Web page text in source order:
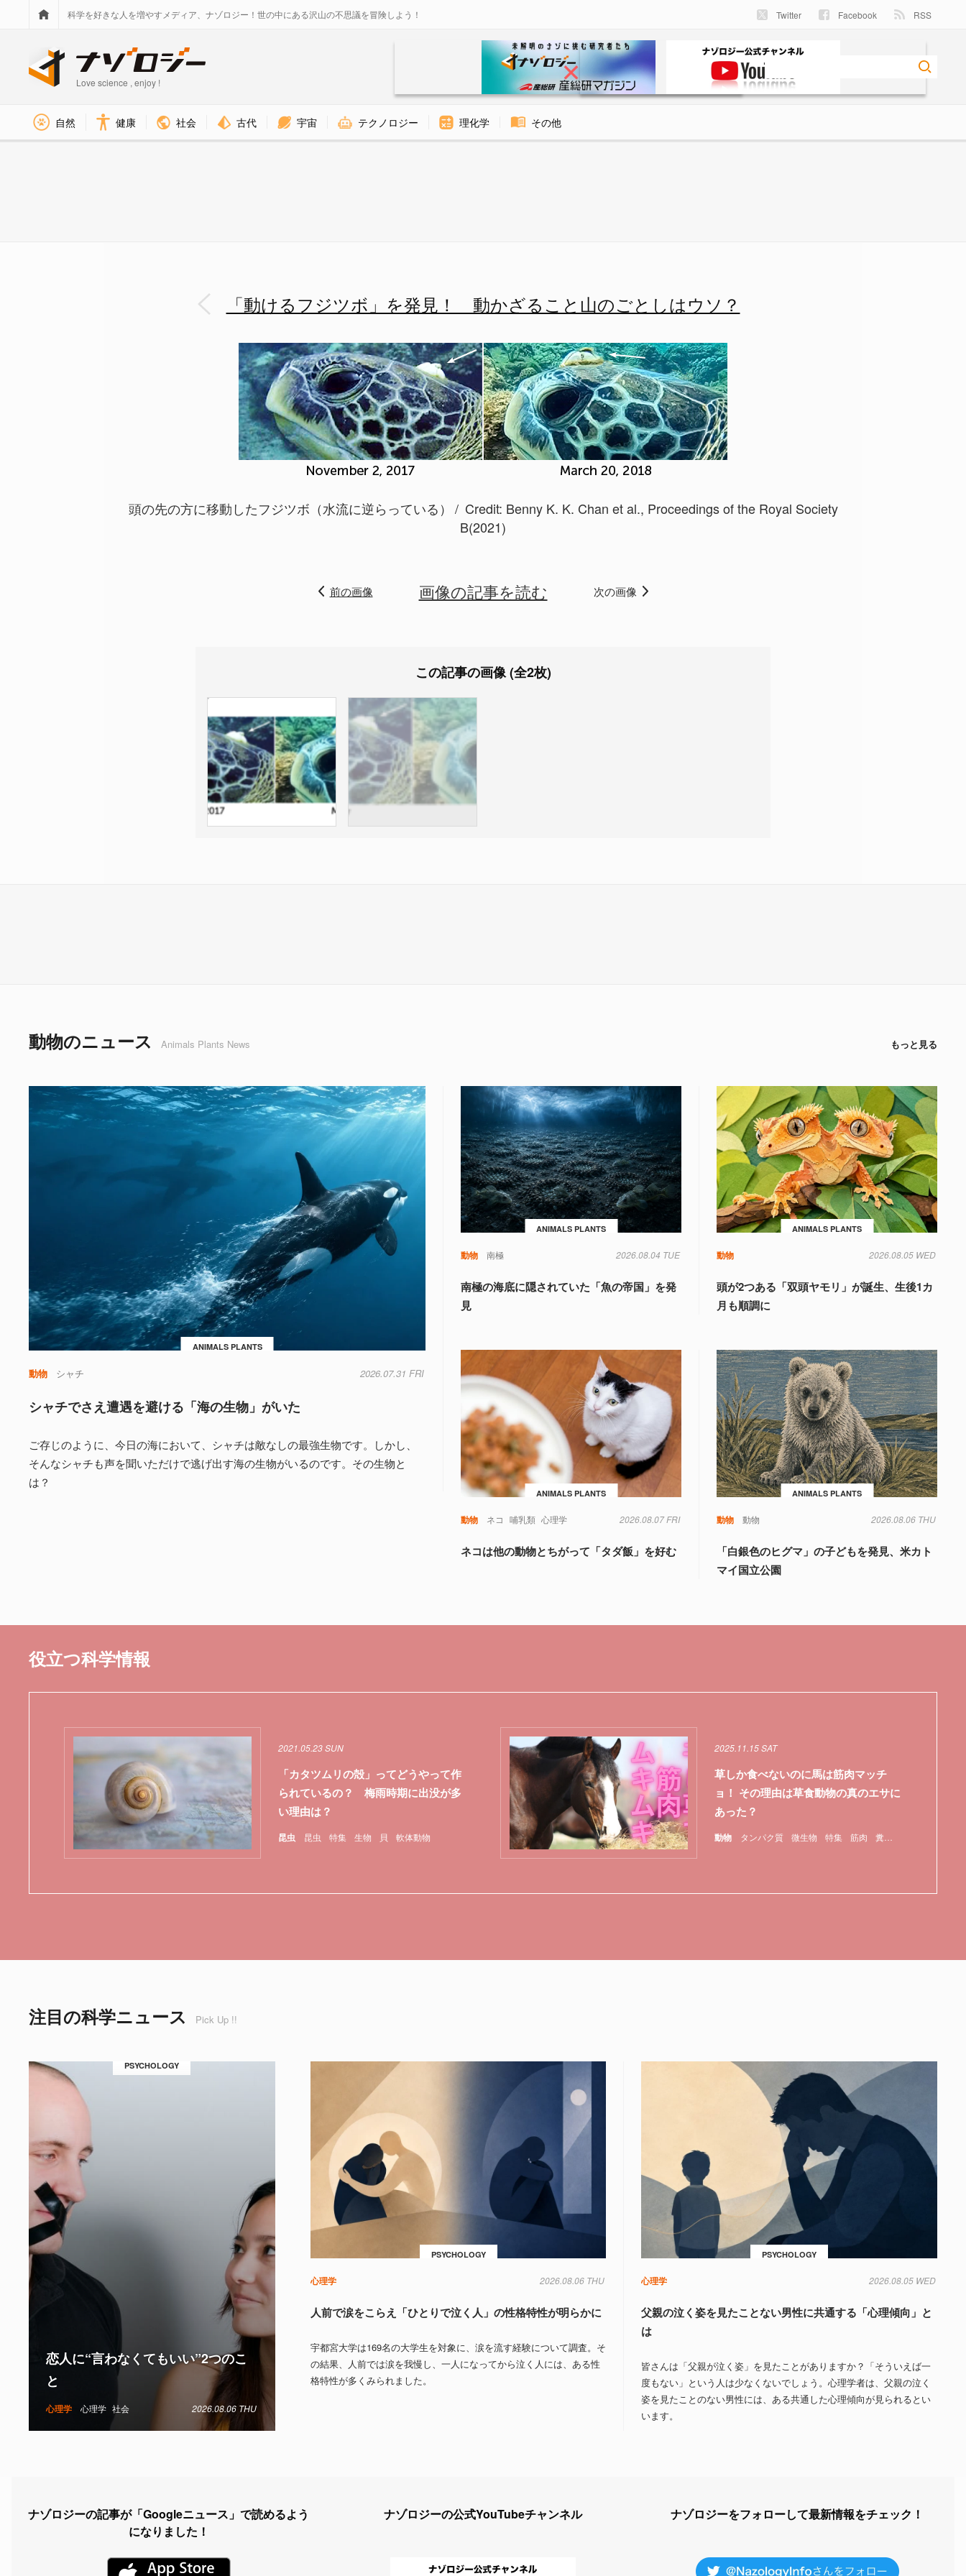
科学を好きな人を増やすメディア、ナゾロジー！世の中にある沢山の不思議を冒険しよう！ Twitter Facebook RSS
Love science , enjoy !
自然 健康 社会 古代 宇宙 テクノロジー 理化学 その他
「動けるフジツボ」を発見！ 動かざること山のごとしはウソ？
頭の先の方に移動したフジツボ（水流に逆らっている） Credit: Benny K. K. Chan et al., Proceedings of the Royal Society
B(2021)
前の画像 画像の記事を読む 次の画像
この記事の画像 (全2枚)
動物のニュース Animals Plants News もっと見る
ANIMALS PLANTS
動物 シャチ 2026.07.31 FRI
シャチでさえ遭遇を避ける「海の生物」がいた
ご存じのように、今日の海において、シャチは敵なしの最強生物です。しかし、
そんなシャチも声を聞いただけで逃げ出す海の生物がいるのです。その生物と
は？
ANIMALS PLANTS
動物 南極 2026.08.04 TUE
南極の海底に隠されていた「魚の帝国」を発
見
ANIMALS PLANTS
動物 2026.08.05 WED
頭が2つある「双頭ヤモリ」が誕生、生後1カ
月も順調に
ANIMALS PLANTS
動物 ネコ 哺乳類 心理学 2026.08.07 FRI
ネコは他の動物とちがって「タダ飯」を好む
ANIMALS PLANTS
動物 動物 2026.08.06 THU
「白銀色のヒグマ」の子どもを発見、米カト
マイ国立公園
役立つ科学情報
昆虫 昆虫 特集 生物 貝 軟体動物
2021.05.23 SUN
「カタツムリの殻」ってどうやって作
られているの？ 梅雨時期に出没が多
い理由は？
動物 タンパク質 微生物 特集 筋肉 糞
2025.11.15 SAT
草しか食べないのに馬は筋肉マッチ
ョ！ その理由は草食動物の真のエサに
あった？
注目の科学ニュース Pick Up !!
PSYCHOLOGY
心理学 心理学 社会 2026.08.06 THU
恋人に“言わなくてもいい”2つのこ
と
PSYCHOLOGY
心理学 2026.08.06 THU
人前で涙をこらえ「ひとりで泣く人」の性格特性が明らかに
宇都宮大学は169名の大学生を対象に、涙を流す経験について調査。そ
の結果、人前では涙を我慢し、一人になってから泣く人には、ある性
格特性が多くみられました。
PSYCHOLOGY
心理学 2026.08.05 WED
父親の泣く姿を見たことない男性に共通する「心理傾向」と
は
皆さんは「父親が泣く姿」を見たことがありますか？「そういえば一
度もない」という人は少なくないでしょう。心理学者は、父親の泣く
姿を見たことのない男性には、ある共通した心理傾向が見られるとい
います。
ナゾロジーの記事が「Googleニュース」で読めるよう
になりました！
ナゾロジーの公式YouTubeチャンネル ナゾロジーをフォローして最新情報をチェック！